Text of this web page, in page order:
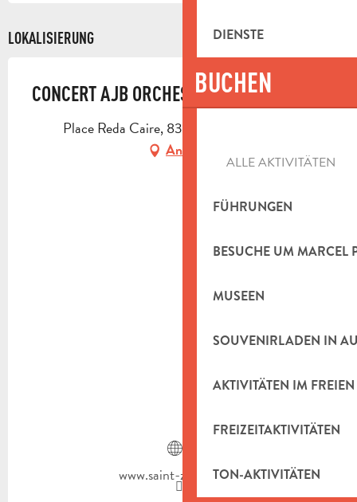
DIENSTE
BUCHEN
ALLE AKTIVITÄTEN
FÜHRUNGEN
BESUCHE UM MARCEL
MUSEEN
SOUVENIRLADEN IN
AKTIVITÄTEN IM FREIEN
FREIZEITAKTIVITÄTEN
TON-AKTIVITÄTEN
LOKALISIERUNG
CONCERT AJB ORCHESTRA
Place Reda Caire, 83640 Saint-Zacharie
Anfahrt
www.saint-zacharie.fr